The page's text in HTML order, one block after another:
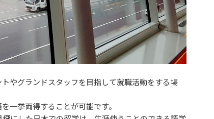
やグランドスタッフを目指して就職活動をする場
一挙両得することが可能です。